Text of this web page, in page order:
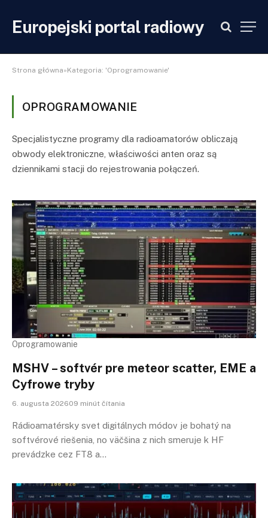
Europejski portal radiowy
Strona główna»Kategoria: 'Oprogramowanie'
OPROGRAMOWANIE
Specjalistyczne programy dla radioamatorów obliczają
obwody elektroniczne, właściwości anten oraz są
dziennikami stacji do rejestrowania połączeń.
Oprogramowanie
MSHV – softvér pre meteor scatter, EME a
Cyfrowe tryby
6. augusta 202609 minút čítania
Rádioamatérsky svet digitálnych módov je bohatý na
softvérové riešenia, no väčšina z nich smeruje k HF
prevádzke cez FT8 a…